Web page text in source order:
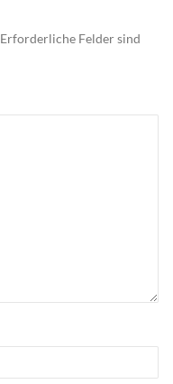
Erforderliche Felder sind